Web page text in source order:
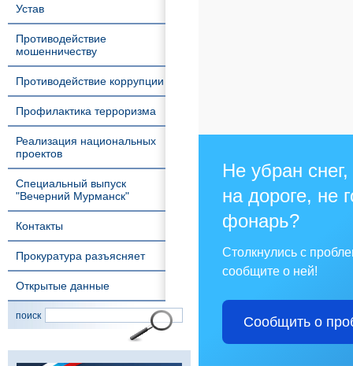
Устав
Противодействие
мошенничеству
Противодействие коррупции
Профилактика терроризма
Реализация национальных
проектов
Специальный выпуск
"Вечерний Мурманск"
Контакты
Прокуратура разъясняет
Открытые данные
поиск
Не убран
на дороге, не
фонарь?
Столкнулись с
сообщите о ней!
Сообщить о